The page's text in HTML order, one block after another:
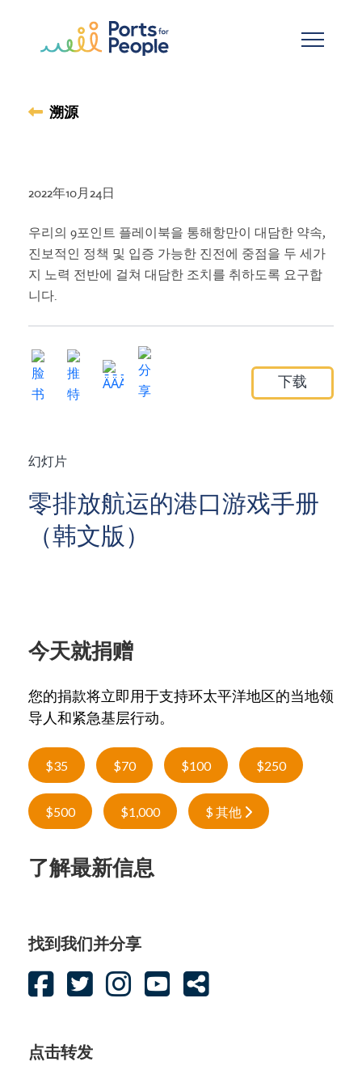
溯源
2022年10月24日
우리의 9포인트 플레이북을 통해항만이 대담한 약속,
진보적인 정책 및 입증 가능한 진전에 중점을 두 세가
지 노력 전반에 걸쳐 대담한 조치를 취하도록 요구합
니다.
下载
幻灯片
零排放航运的港口游戏手册
（韩文版）
今天就捐赠
您的捐款将立即用于支持环太平洋地区的当地领
导人和紧急基层行动。
$35 $70 $100 $250
$500 $1,000 $ 其他
了解最新信息
找到我们并分享
点击转发